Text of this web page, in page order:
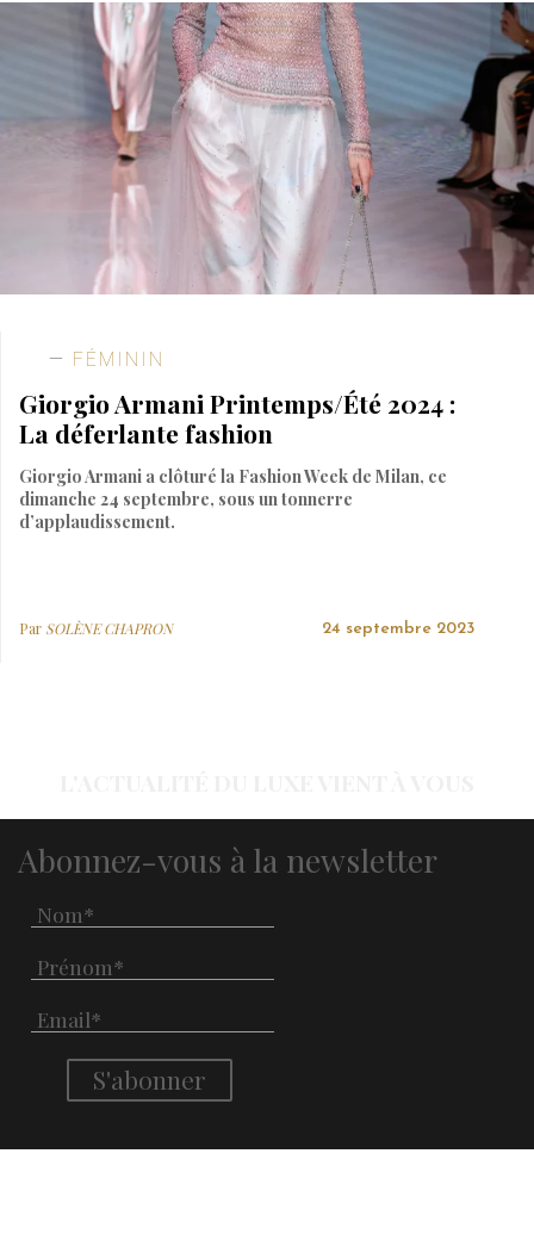
FÉMININ
Giorgio Armani Printemps/Été 2024 :
La déferlante fashion
Giorgio Armani a clôturé la Fashion Week de Milan, ce
dimanche 24 septembre, sous un tonnerre
d’applaudissement.
Par SOLÈNE CHAPRON 24 septembre 2023
Abonnez-vous à la newsletter